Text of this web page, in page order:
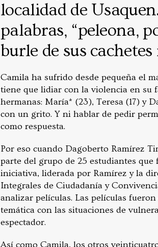
localidad de
palabras, “peleona,
burle de sus cachetes
Camila ha sufrido desde pequeña el
tiene que lidiar con la violencia en su
hermanas: María* (23), Teresa (17) y
con un grito. Y ni hablar de pedir
como respuesta.
Por eso cuando Dagoberto Ramírez
parte del grupo de 25 estudiantes
iniciativa, liderada por Ramírez y la
Integrales de Ciudadanía y
analizar películas. Las películas
temática con las situaciones de
espectador.
Así como Camila, los otros